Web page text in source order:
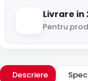
Livrare in
Pentru
Descriere